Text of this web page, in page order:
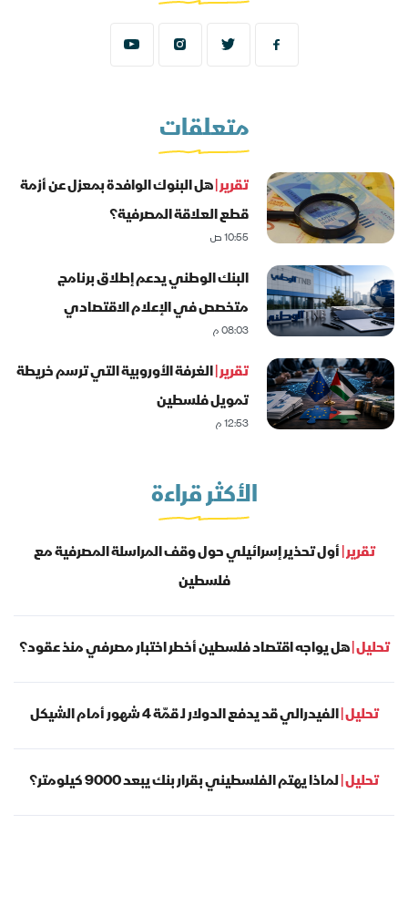
متعلقات
تقرير |هل البنوك الوافدة بمعزل عن أزمة
قطع العلاقة المصرفية؟
10:55 ص
البنك الوطني يدعم إطلاق برنامج
متخصص في الإعلام الاقتصادي
والمصرفي
08:03 م
تقرير |الغرفة الأوروبية التي ترسم خريطة
تمويل فلسطين
12:53 م
الأكثر قراءة
تقرير |أول تحذير إسرائيلي حول وقف المراسلة المصرفية مع
فلسطين
تحليل |هل يواجه اقتصاد فلسطين أخطر اختبار مصرفي منذ عقود؟
تحليل |الفيدرالي قد يدفع الدولار لـ قمّة 4 شهور أمام الشيكل
تحليل |لماذا يهتم الفلسطيني بقرار بنك يبعد 9000 كيلومتر؟